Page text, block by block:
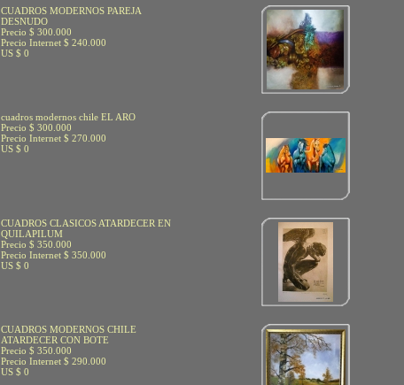
CUADROS MODERNOS PAREJA
DESNUDO
Precio $ 300.000
Precio Internet $ 240.000
US $ 0
cuadros modernos chile EL ARO
Precio $ 300.000
Precio Internet $ 270.000
US $ 0
CUADROS CLASICOS ATARDECER EN
QUILAPILUM
Precio $ 350.000
Precio Internet $ 350.000
US $ 0
CUADROS MODERNOS CHILE
ATARDECER CON BOTE
Precio $ 350.000
Precio Internet $ 290.000
US $ 0